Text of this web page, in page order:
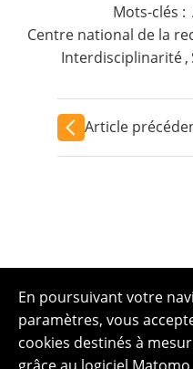
Mots-clés :
Centre national de la
Interdisciplinarité,
Article
En poursuivant votre
paramètres, vous
cookies destinés à